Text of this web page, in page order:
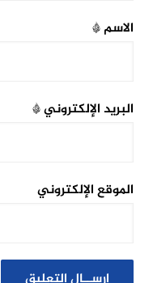
الاسم*
البريد الإلكتروني*
الموقع الإلكتروني